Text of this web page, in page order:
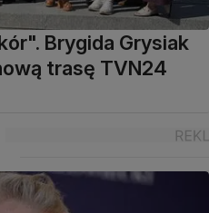
Brygida Grysiak
trasę TVN24